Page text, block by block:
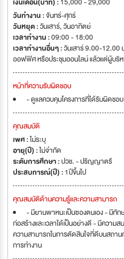
วันทำงาน :จันทร์-ศุกร์
วันหยุด :วันเสาร์,วันอาทิตย์
เวลาทำงาน :09:00 - 18:00
เวลาทำงานอื่นๆ :วันเสาร์ 9.00-12.00
ออฟฟิศ หรือประชุมออนไลน์ แล้วแต่ผู้บริห
หน้าที่ความรับผิดชอบ
- ดูแลควบคุมโครงการที่ได้รับผิดช
คุณสมบัติ
เพศ :ไม่ระบุ
อายุ(ปี) :ไม่จำกัด
ระดับการศึกษา :ปวช. - ปริญญาตรี
ประสบการณ์(ปี) : 1ปีขึ้นไป
คุณสมบัติด้านความรู้และความสามารถ
- มียานพาหนะเป็นฃองตนเอง - มีทั
ก่อสร้างและเวลาได้เป็นอย่างดี - มีความ
ความสามารถในการตัดสินใจที่ดีบนสถ
การทำงาน